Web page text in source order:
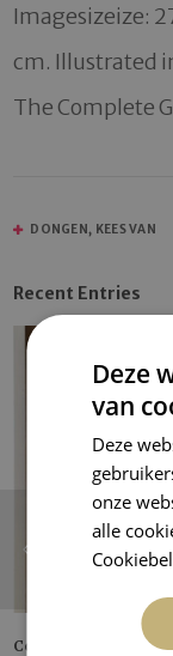
Imagesizeize:
cm. Illustrated
The Complete
DONGEN, KEES VAN
Recent Entries
Corn Poppy
Deze
van
Deze
onze
alle